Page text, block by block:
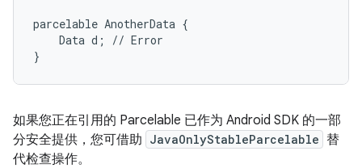
parcelable AnotherData {
    Data d; // Error
如果您正在引用的 Parcelable 已作为 Android SDK 的一部
分安全提供，您可借助 JavaOnlyStableParcelable 替
代检查操作。